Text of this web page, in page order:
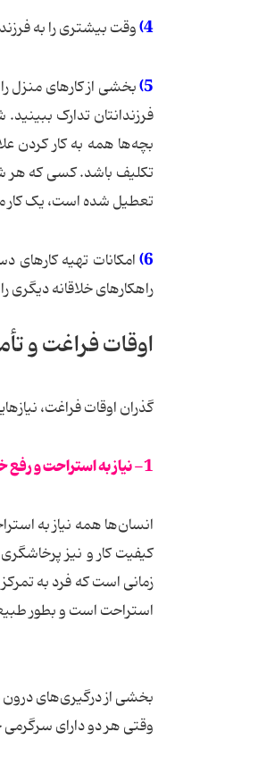
4) وقت بیشتری را به
5) بخشی از کارهای منزل
فرزندانتان تدارک
بچه‌ها همه به کار کردن
تکلیف باشد. کسی که هر
تعطیل شده است، یک کار
6) امکانات تهیه کارهای
راهکارهای خلاقانه دیگری
اوقات فراغت و
گذران اوقات فراغت،
1- نیاز به استراحت و رفع خستگی:
انسان‌ها همه نیاز به
کیفیت کار و نیز
زمانی است که فرد به
استراحت است و بطور
بخشی از درگیری‌های درون
وقتی هر دو دارای